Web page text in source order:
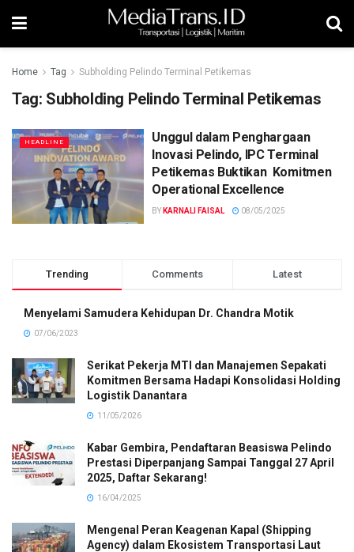
Home Tag Subholding Pelindo Terminal Petikemas
Tag: Subholding Pelindo Terminal Petikemas
HEADLINE
Unggul dalam Penghargaan
Inovasi Pelindo, IPC Terminal
Petikemas Buktikan Komitmen
Operational Excellence
BY KARNALI FAISAL 08/05/2025
Trending Comments Latest
Menyelami Samudera Kehidupan Dr. Chandra Motik
07/06/2023
Serikat Pekerja MTI dan Manajemen Sepakati
Komitmen Bersama Hadapi Konsolidasi Holding
Logistik Danantara
11/05/2026
Kabar Gembira, Pendaftaran Beasiswa Pelindo
Prestasi Diperpanjang Sampai Tanggal 27 April
2025, Daftar Sekarang!
16/04/2025
Mengenal Peran Keagenan Kapal (Shipping
Agency) dalam Ekosistem Transportasi Laut